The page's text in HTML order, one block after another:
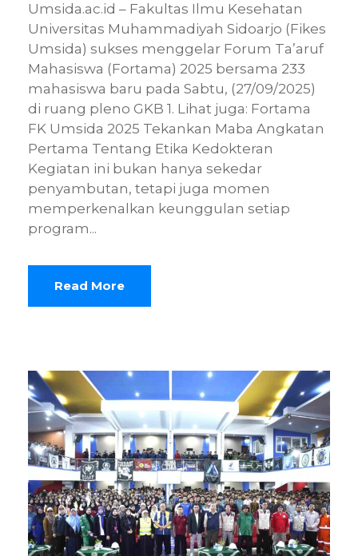
Umsida.ac.id – Fakultas Ilmu Kesehatan
Universitas Muhammadiyah Sidoarjo (Fikes
Umsida) sukses menggelar Forum Ta’aruf
Mahasiswa (Fortama) 2025 bersama 233
mahasiswa baru pada Sabtu, (27/09/2025)
di ruang pleno GKB 1. Lihat juga: Fortama
FK Umsida 2025 Tekankan Maba Angkatan
Pertama Tentang Etika Kedokteran
Kegiatan ini bukan hanya sekedar
penyambutan, tetapi juga momen
memperkenalkan keunggulan setiap
program...
Read More